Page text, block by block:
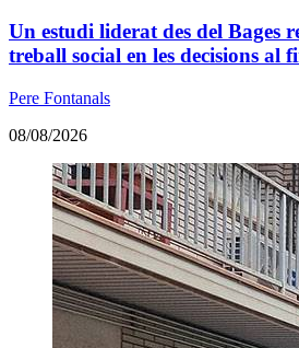
Un estudi liderat des del Bages
treball social en les decisions al
Pere Fontanals
08/08/2026